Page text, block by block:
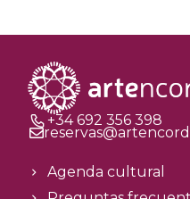
+34 692 356 398
Agenda cultural